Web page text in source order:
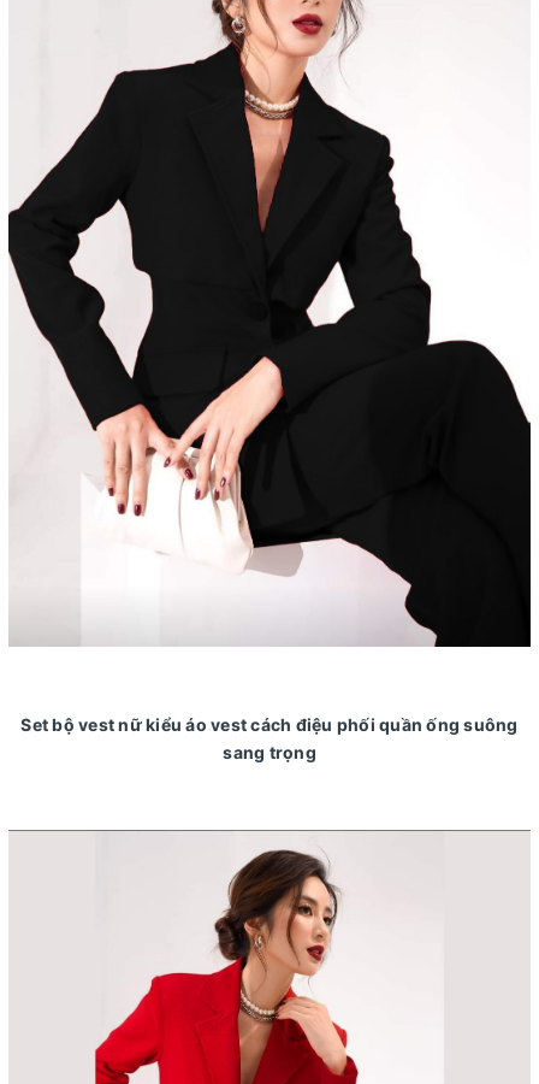
Set bộ vest nữ kiểu áo vest cách điệu phối quần ống suông
sang trọng